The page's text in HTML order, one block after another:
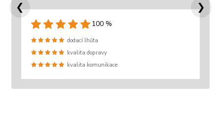
100 %
dodací lhůta
kvalita dopravy
kvalita komunikace
❮ ❯